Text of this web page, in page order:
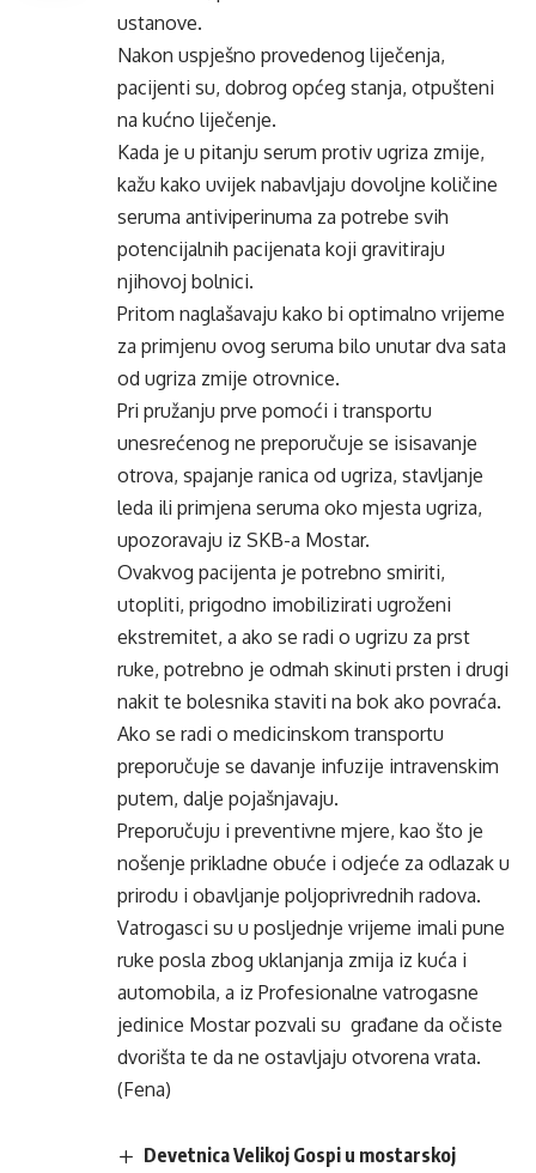
ustanove.
Nakon uspješno provedenog liječenja,
pacijenti su, dobrog općeg stanja, otpušteni
na kućno liječenje.
Kada je u pitanju serum protiv ugriza zmije,
kažu kako uvijek nabavljaju dovoljne količine
seruma antiviperinuma za potrebe svih
potencijalnih pacijenata koji gravitiraju
njihovoj bolnici.
Pritom naglašavaju kako bi optimalno vrijeme
za primjenu ovog seruma bilo unutar dva sata
od ugriza zmije otrovnice.
Pri pružanju prve pomoći i transportu
unesrećenog ne preporučuje se isisavanje
otrova, spajanje ranica od ugriza, stavljanje
leda ili primjena seruma oko mjesta ugriza,
upozoravaju iz SKB-a Mostar.
Ovakvog pacijenta je potrebno smiriti,
utopliti, prigodno imobilizirati ugroženi
ekstremitet, a ako se radi o ugrizu za prst
ruke, potrebno je odmah skinuti prsten i drugi
nakit te bolesnika staviti na bok ako povraća.
Ako se radi o medicinskom transportu
preporučuje se davanje infuzije intravenskim
putem, dalje pojašnjavaju.
Preporučuju i preventivne mjere, kao što je
nošenje prikladne obuće i odjeće za odlazak u
prirodu i obavljanje poljoprivrednih radova.
Vatrogasci su u posljednje vrijeme imali pune
ruke posla zbog uklanjanja zmija iz kuća i
automobila, a iz Profesionalne vatrogasne
jedinice Mostar pozvali su građane da očiste
dvorišta te da ne ostavljaju otvorena vrata.
(Fena)
Devetnica Velikoj Gospi u mostarskoj